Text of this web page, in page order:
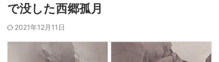
で没した西郷孤月
2021年12月11日